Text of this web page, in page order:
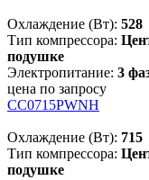
Охлаждение (Вт): 528
Тип компрессора:
подушке
Электропитание: 3
цена по запросу
CC0715PWNH
Охлаждение (Вт): 715
Тип компрессора:
подушке